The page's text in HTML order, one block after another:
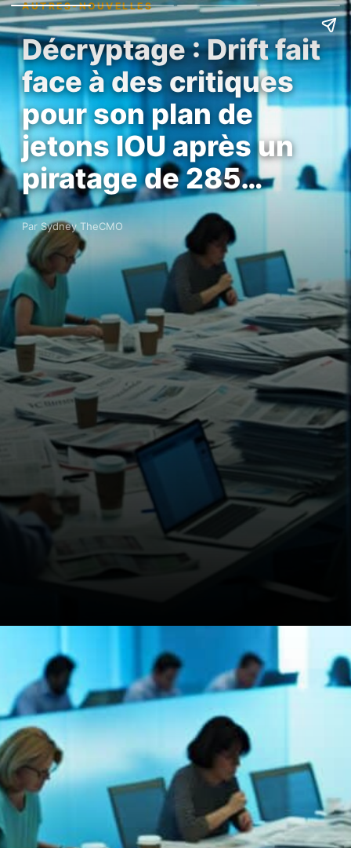
AUTRES-NOUVELLES
Décryptage : Drift fait
face à des critiques
pour son plan de
jetons IOU après un
piratage de 285…
Par Sydney TheCMO